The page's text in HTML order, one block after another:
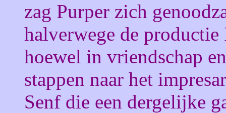
zag Purper zich
halverwege de
hoewel in vriendschap
stappen naar het
Senf die een dergelijke